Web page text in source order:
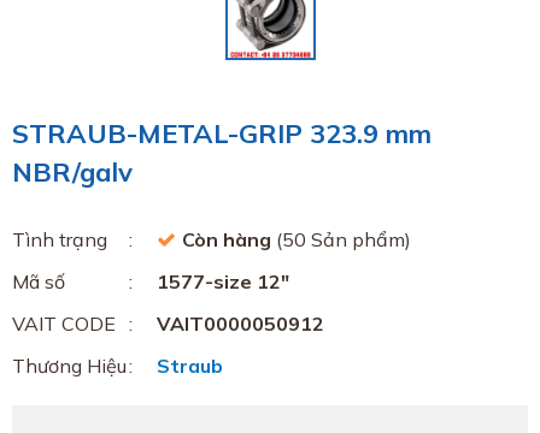
STRAUB-METAL-GRIP 323.9 mm
NBR/galv
Tình trạng Còn hàng (50 Sản phẩm)
Mã số
1577-size 12"
VAIT CODE
VAIT0000050912
Thương Hiệu
Straub